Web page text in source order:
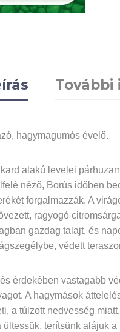
További
hagymagumós évelő.
alakú levelei
néző, Borús időben
forgalmazzák. A
ragyogó
gazdag talajt, és
védett
érdekében vastagabb
A hagymások
a túlzott nedvesség
terítsünk alájuk